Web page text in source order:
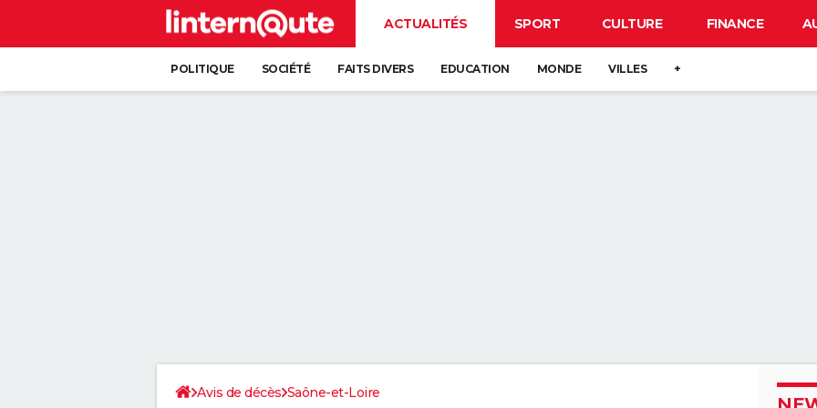
ACTUALITÉS SPORT CULTURE FINANCE
POLITIQUE SOCIÉTÉ FAITS DIVERS EDUCATION MONDE VILLES +
Avis de décès Saône-et-Loire